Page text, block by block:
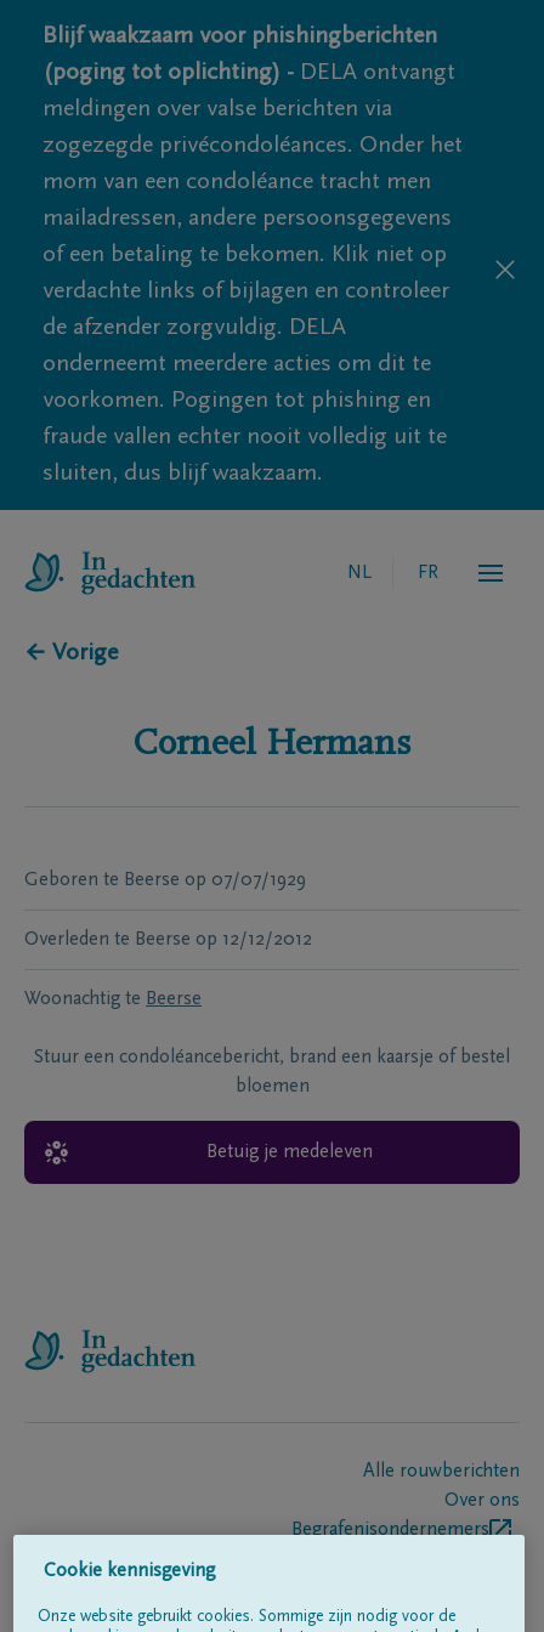
Blijf waakzaam voor phishingberichten
(poging tot oplichting) - DELA ontvangt
meldingen over valse berichten via
zogezegde privécondoléances. Onder het
mom van een condoléance tracht men
mailadressen, andere persoonsgegevens
of een betaling te bekomen. Klik niet op
verdachte links of bijlagen en controleer
de afzender zorgvuldig. DELA
onderneemt meerdere acties om dit te
voorkomen. Pogingen tot phishing en
fraude vallen echter nooit volledig uit te
sluiten, dus blijf waakzaam.
NL FR
← Vorige
Corneel Hermans
Geboren te Beerse op 07/07/1929
Overleden te Beerse op 12/12/2012
Woonachtig te Beerse
Stuur een condoléancebericht, brand een kaarsje of bestel
bloemen
Betuig je medeleven
Alle rouwberichten
Over ons
Begrafenisondernemers
Cookie kennisgeving
Onze website gebruikt cookies. Sommige zijn nodig voor de